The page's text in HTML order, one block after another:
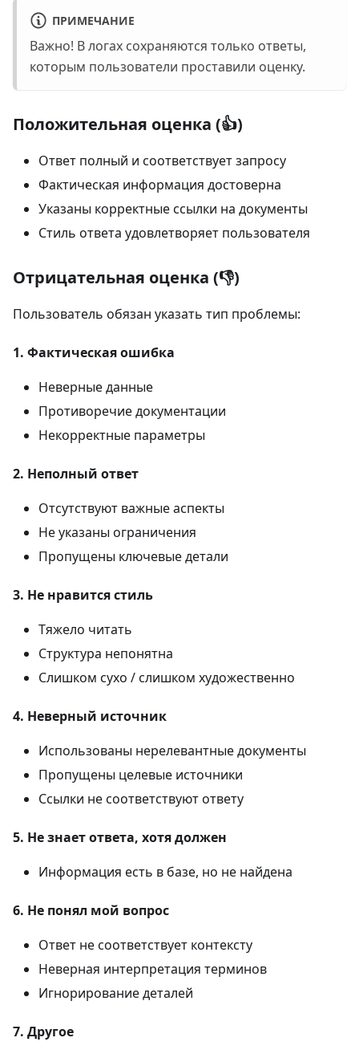
ПРИМЕЧАНИЕ
Важно! В логах сохраняются только ответы,
которым пользователи проставили оценку.
Положительная оценка (👍)
Ответ полный и соответствует запросу
Фактическая информация достоверна
Указаны корректные ссылки на документы
Стиль ответа удовлетворяет пользователя
Отрицательная оценка (👎)
Пользователь обязан указать тип проблемы:
1. Фактическая ошибка
Неверные данные
Противоречие документации
Некорректные параметры
2. Неполный ответ
Отсутствуют важные аспекты
Не указаны ограничения
Пропущены ключевые детали
3. Не нравится стиль
Тяжело читать
Структура непонятна
Слишком сухо / слишком художественно
4. Неверный источник
Использованы нерелевантные документы
Пропущены целевые источники
Ссылки не соответствуют ответу
5. Не знает ответа, хотя должен
Информация есть в базе, но не найдена
6. Не понял мой вопрос
Ответ не соответствует контексту
Неверная интерпретация терминов
Игнорирование деталей
7. Другое